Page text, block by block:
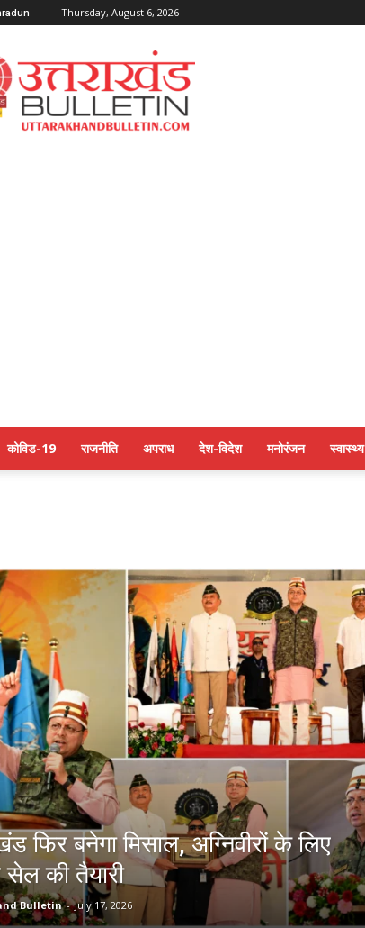
Thursday, August 6, 2026
Uttarakahnd
Bulletin
कोविड-19 राजनीति अपराध देश-विदेश मनोरंजन स्वास्थ्य
फिर बनेगा मिसाल, अग्निवीरों के लिए
की तैयारी
Bulletin - July 17, 2026